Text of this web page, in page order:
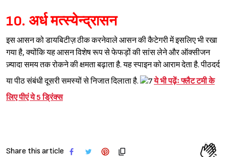
10. अर्ध मत्स्येन्द्रासन
इस आसन को डायबिटीज़ ठीक करनेवाले आसन की कैटेगरी में इसलिए भी रखा
गया है, क्योंकि यह आसन विशेष रूप से फेफड़ों की सांस लेने और ऑक्सीजन
ज़्यादा समय तक रोकने की क्षमता बढ़ाता है. यह स्पाइन को आराम देता है. पीठदर्द
या पीठ संबंधी दूसरी समस्यों से निजात दिलाता है.
ये भी पढ़ेंःफ्लैट टमी के
लिए पीएं ये 5 ड्रिंक्स
Share this article